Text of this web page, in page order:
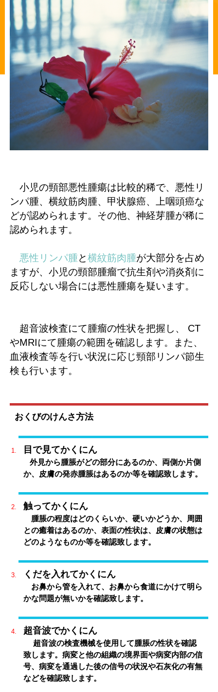
小児の頸部悪性腫瘍は比較的稀で、悪性リ
ンパ腫、横紋筋肉腫、甲状腺癌、上咽頭癌な
どが認められます。その他、神経芽腫が稀に
認められます。
悪性リンパ腫と横紋筋肉腫が大部分を占め
ますが、小児の頸部腫瘤で抗生剤や消炎剤に
反応しない場合には悪性腫瘍を疑います。
超音波検査にて腫瘤の性状を把握し、 CT
やMRIにて腫瘍の範囲を確認します。また、
血液検査等を行い状況に応じ頸部リンパ節生
検も行います。
おくびのけんさ方法
目で見てかくにん
外見から腫脹がどの部分にあるのか、両側か片側
か、皮膚の発赤腫脹はあるのか等を確認致します。
触ってかくにん
腫脹の程度はどのくらいか、硬いかどうか、周囲
との癒着はあるのか、表面の性状は、皮膚の状態は
どのようなものか等を確認致します。
くだを入れてかくにん
お鼻から管を入れて、お鼻から食道にかけて明ら
かな問題が無いかを確認致します。
超音波でかくにん
超音波の検査機械を使用して腫脹の性状を確認
致します。病変と他の組織の境界面や病変内部の信
号、病変を通過した後の信号の状況や石灰化の有無
などを確認致します。